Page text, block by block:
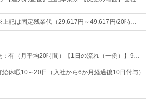
記は固定残業代（29,617円～49,617円/20時…
有（月平均20時間）【1日の流れ（一例）】9…
休暇10～20日（入社から6か月経過後10日付与）